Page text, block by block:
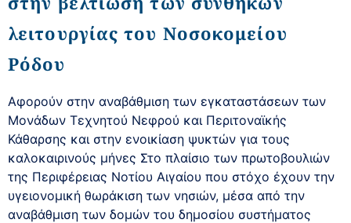
λειτουργίας του Νοσοκομείου
Ρόδου
Αφορούν στην αναβάθμιση των εγκαταστάσεων των
Μονάδων Τεχνητού Νεφρού και Περιτοναϊκής
Κάθαρσης και στην ενοικίαση ψυκτών για τους
καλοκαιρινούς μήνες Στο πλαίσιο των πρωτοβουλιών
της Περιφέρειας Νοτίου Αιγαίου που στόχο έχουν την
υγειονομική θωράκιση των νησιών, μέσα από την
αναβάθμιση των δομών του δημοσίου συστήματος